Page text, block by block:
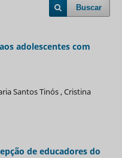
Buscar
adolescentes com
Santos Tinós , Cristina
de educadores do